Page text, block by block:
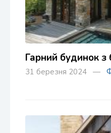
Гарний будинок з
31 березня 2024 —